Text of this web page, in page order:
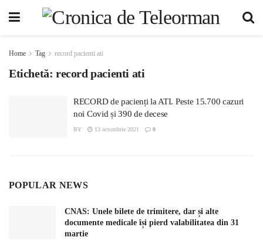
Home Tag record pacienti ati
Etichetă: record pacienti ati
RECORD de pacienți la ATI. Peste 15.700 cazuri
noi Covid și 390 de decese
BY 13 octombrie 2021 0
POPULAR NEWS
CNAS: Unele bilete de trimitere, dar și alte
documente medicale își pierd valabilitatea din 31
martie